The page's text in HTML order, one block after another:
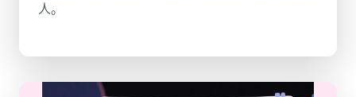
人。